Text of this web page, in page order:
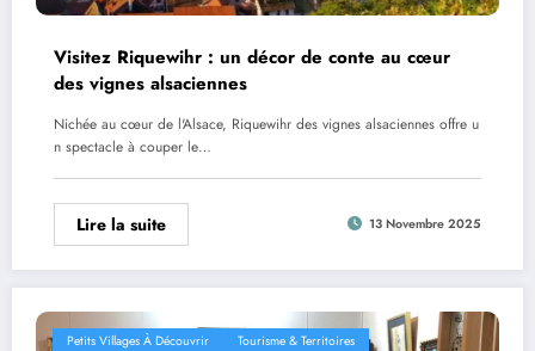
Visitez Riquewihr : un décor de conte au cœur
des vignes alsaciennes
Nichée au cœur de l'Alsace, Riquewihr des vignes alsaciennes offre u
n spectacle à couper le…
Lire la suite 13 Novembre 2025
Petits Villages À Découvrir Tourisme & Territoires